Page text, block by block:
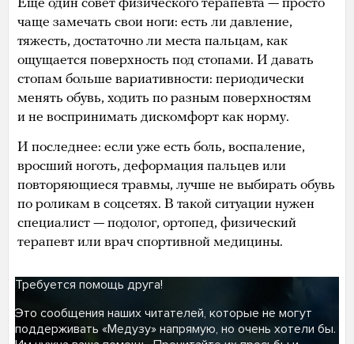
Еще один совет физического терапевта — просто
чаще замечать свои ноги: есть ли давление,
тяжесть, достаточно ли места пальцам, как
ощущается поверхность под стопами. И давать
стопам больше вариативности: периодически
менять обувь, ходить по разным поверхностям
и не воспринимать дискомфорт как норму.
И последнее: если уже есть боль, воспаление,
вросший ноготь, деформация пальцев или
повторяющиеся травмы, лучше не выбирать обувь
по роликам в соцсетях. В такой ситуации нужен
специалист — подолог, ортопед, физический
терапевт или врач спортивной медицины.